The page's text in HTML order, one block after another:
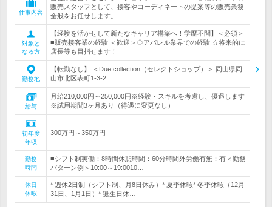
仕事内容
販売スタッフとして、接客やコーディネートの提案等の販売業務
全般をお任せします。
対象と
なる方
【経験を活かせして新たなキャリア構築へ！学歴不問】＜必須＞
■販売接客業の経験 ＜歓迎＞◇アパレル業界での経験 ☆将来的に
店長等も目指せます！
勤務地
【転勤なし】 ＜Due collection（セレクトショップ）＞ 岡山県岡
山市北区表町1-3-2…
給与
月給210,000円～250,000円※経験・スキルを考慮し、優遇します
※試用期間3ヶ月あり（待遇に変更なし）
初年度
年収
300万円～350万円
勤務
時間
■シフト制実働：8時間休憩時間：60分時間外労働有無：有＜勤務
パターン例＞10:00～19:0010…
休日
休暇
* 週休2日制（シフト制、月8日休み）* 夏季休暇* 冬季休暇（12月
31日、1月1日）* 誕生日休…